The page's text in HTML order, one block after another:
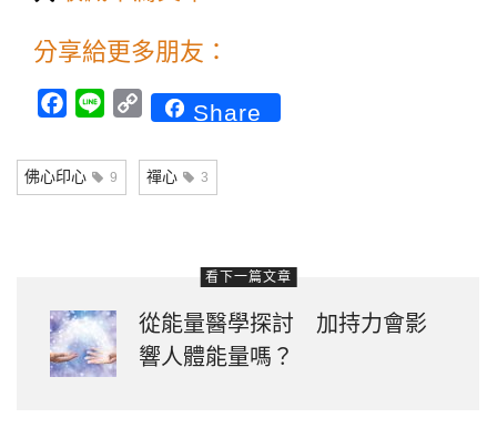
分享給更多朋友：
Facebook
Line CopyShare
佛心印心 9 禪心 3
看下一篇文章
從能量醫學探討 加持力會影
響人體能量嗎？